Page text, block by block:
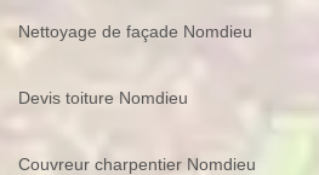
Nettoyage de façade Nomdieu
Devis toiture Nomdieu
Couvreur charpentier Nomdieu